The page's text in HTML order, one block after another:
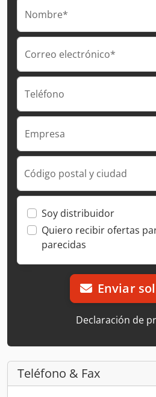
Nombre*
Correo electrónico*
Teléfono
Empresa
Código postal y ciudad
Soy distribuidor
Quiero recibir ofertas
parecidas
Enviar
Declaración de
Teléfono & Fax